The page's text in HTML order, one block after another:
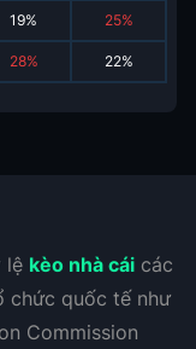
19% 25%
28% 22%
lệ kèo nhà cáicác
chức quốc tế như
Commission